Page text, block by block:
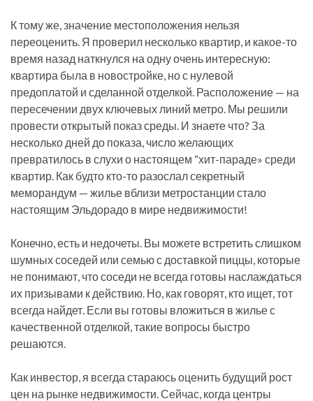
К тому же, значение местоположения нельзя
переоценить. Я проверил несколько квартир, и какое-то
время назад наткнулся на одну очень интересную:
квартира была в новостройке, но с нулевой
предоплатой и сделанной отделкой. Расположение — на
пересечении двух ключевых линий метро. Мы решили
провести открытый показ среды. И знаете что? За
несколько дней до показа, число желающих
превратилось в слухи о настоящем “хит-параде» среди
квартир. Как будто кто-то разослал секретный
меморандум — жилье вблизи метростанции стало
настоящим Эльдорадо в мире недвижимости!
Конечно, есть и недочеты. Вы можете встретить слишком
шумных соседей или семью с доставкой пиццы, которые
не понимают, что соседи не всегда готовы наслаждаться
их призывами к действию. Но, как говорят, кто ищет, тот
всегда найдет. Если вы готовы вложиться в жилье с
качественной отделкой, такие вопросы быстро
решаются.
Как инвестор, я всегда стараюсь оценить будущий рост
цен на рынке недвижимости. Сейчас, когда центры